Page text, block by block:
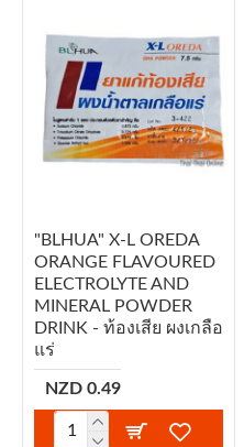
"BLHUA" X-L OREDA
ORANGE FLAVOURED
ELECTROLYTE AND
MINERAL POWDER
DRINK - ท้องเสีย ผงเกลือ
แร่
NZD 0.49